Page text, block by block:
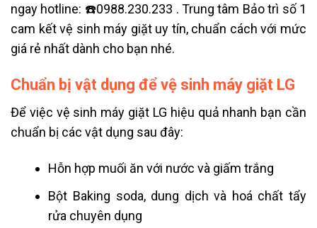
ngay hotline: ☎️0988.230.233 . Trung tâm Bảo trì số 1
cam kết vệ sinh máy giặt uy tín, chuẩn cách với mức
giá rẻ nhất dành cho bạn nhé.
Chuẩn bị vật dụng để vệ sinh máy giặt LG
Để việc vệ sinh máy giặt LG hiệu quả nhanh bạn cần
chuẩn bị các vật dụng sau đây:
Hỗn hợp muối ăn với nước và giấm trắng
Bột Baking soda, dung dịch và hoá chất tẩy
rửa chuyên dụng